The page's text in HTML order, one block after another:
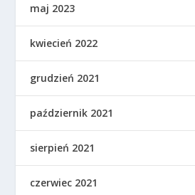
maj 2023
kwiecień 2022
grudzień 2021
październik 2021
sierpień 2021
czerwiec 2021